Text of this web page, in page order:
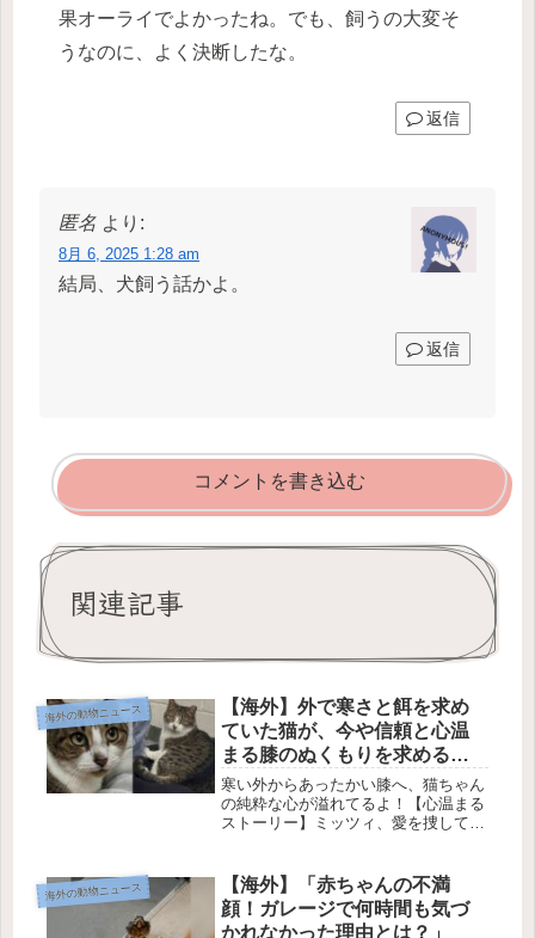
果オーライでよかったね。でも、飼うの大変そ
うなのに、よく決断したな。
返信
匿名 より:
8月 6, 2025 1:28 am
結局、犬飼う話かよ。
返信
コメントを書き込む
関連記事
海外の動物ニュース
【海外】外で寒さと餌を求め
ていた猫が、今や信頼と心温
まる膝のぬくもりを求める理
由とは？
寒い外からあったかい膝へ、猫ちゃん
の純粋な心が溢れてるよ！【心温まる
ストーリー】ミッツィ、愛を捜して🐾
腹を空かせて外を彷徨っていたの。
今、暖かい lap（膝）と信頼できる...
海外の動物ニュース
【海外】「赤ちゃんの不満
顔！ガレージで何時間も気づ
かれなかった理由とは？」